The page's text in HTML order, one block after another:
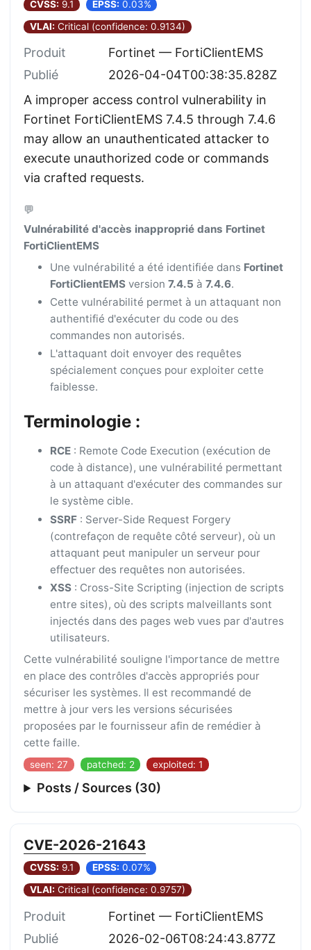
CVSS: 9.1 EPSS: 0.03%
VLAI: Critical (confidence: 0.9134)
Produit
Fortinet — FortiClientEMS
Publié
2026-04-04T00:38:35.828Z
A improper access control vulnerability in
Fortinet FortiClientEMS 7.4.5 through 7.4.6
may allow an unauthenticated attacker to
execute unauthorized code or commands
via crafted requests.
💬
Vulnérabilité d'accès inapproprié dans Fortinet
FortiClientEMS
Une vulnérabilité a été identifiée dans Fortinet
FortiClientEMSversion 7.4.5 à 7.4.6.
Cette vulnérabilité permet à un attaquant non
authentifié d'exécuter du code ou des
commandes non autorisés.
L'attaquant doit envoyer des requêtes
spécialement conçues pour exploiter cette
faiblesse.
Terminologie :
RCE: Remote Code Execution (exécution de
code à distance), une vulnérabilité permettant
à un attaquant d'exécuter des commandes sur
le système cible.
SSRF: Server-Side Request Forgery
(contrefaçon de requête côté serveur), où un
attaquant peut manipuler un serveur pour
effectuer des requêtes non autorisées.
XSS: Cross-Site Scripting (injection de scripts
entre sites), où des scripts malveillants sont
injectés dans des pages web vues par d'autres
utilisateurs.
Cette vulnérabilité souligne l'importance de mettre
en place des contrôles d'accès appropriés pour
sécuriser les systèmes. Il est recommandé de
mettre à jour vers les versions sécurisées
proposées par le fournisseur afin de remédier à
cette faille.
seen: 27 patched: 2 exploited: 1
Posts / Sources (30)
CVE-2026-21643
CVSS: 9.1 EPSS: 0.07%
VLAI: Critical (confidence: 0.9757)
Produit
Fortinet — FortiClientEMS
Publié
2026-02-06T08:24:43.877Z